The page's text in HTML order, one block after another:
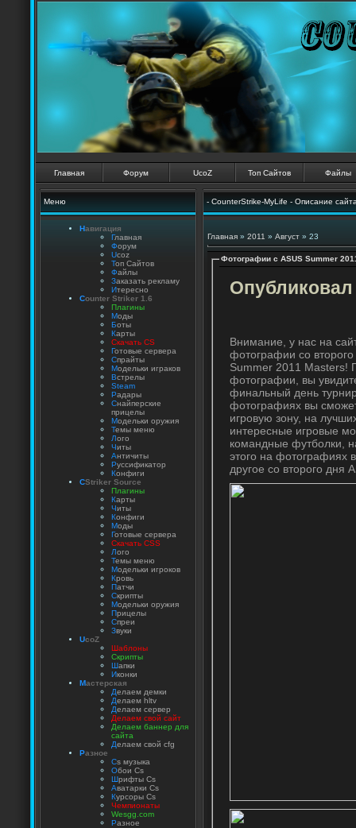
Главная Форум UcoZ Топ Сайтов Файлы
Меню
Навигация
Главная
Форум
Ucoz
Топ Сайтов
Файлы
Заказать рекламу
Итересно
Counter Striker 1.6
Плагины
Моды
Боты
Карты
Скачать CS
Готовые сервера
Спрайты
Модельки играков
Встрелы
Steam
Радары
Снайперские
прицелы
Модельки оружия
Темы меню
Лого
Читы
Античиты
Руссификатор
Конфиги
CStriker Source
Плагины
Карты
Читы
Конфиги
Моды
Готовые сервера
Скачать CSS
Лого
Темы меню
Модельки игроков
Кровь
Патчи
Скрипты
Модельки оружия
Прицелы
Спреи
Звуки
UcoZ
Шаблоны
Скрипты
Шапки
Иконки
Мастерская
Делаем демки
Делаем hltv
Делаем сервер
Делаем свой сайт
Делаем баннер для
сайта
Делаем свой cfg
Разное
Cs музыка
Обои Cs
Шрифты Cs
Аватарки Cs
Курсоры Cs
Чемпионаты
Wesgg.com
Разное
- CounterStrike-MyLife - Описание
Главная » 2011 » Август » 23
Фотографии с ASUS Summer
Внимание, у нас на
фотографии со
Summer 2011 Masters!
фотографии, вы
финальный день
фотографиях вы
игровую зону, на
интересные игровые
командные футболки,
этого на фотографиях
другое со второго дня